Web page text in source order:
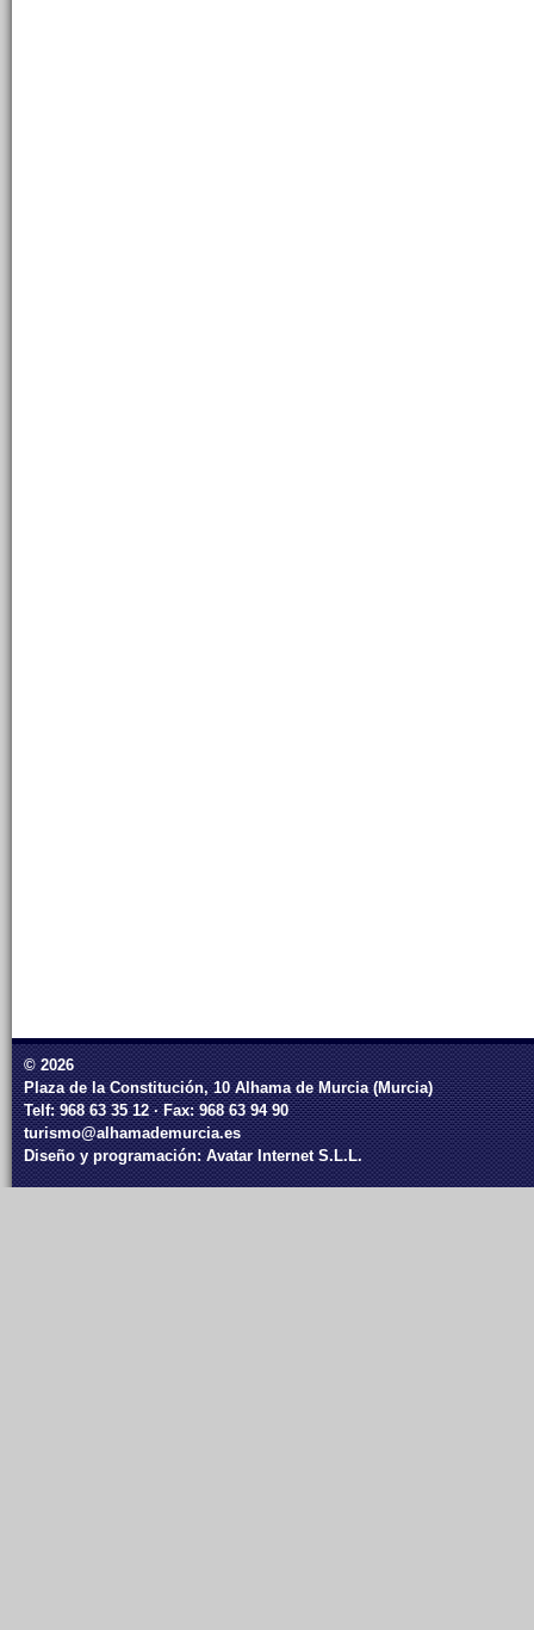
© 2026
Plaza de la Constitución, 10 Alhama de Murcia (Murcia)
Telf: 968 63 35 12 · Fax: 968 63 94 90
turismo@alhamademurcia.es
Diseño y programación:Avatar Internet S.L.L.